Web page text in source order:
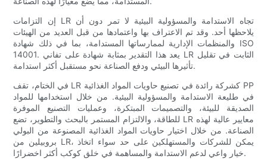
إن التزامات LR تجاه الاستدامة والمسؤولية البيئية لا تمر دون أن
يلاحظها أحد. وقد تم الاعتراف بها واعتمادها من قبل العديد من الهيئات
والمنظمات الإدارية لممارساتها المستدامة، بما في ذلك شهادة ISO
14001. يعد هذا التقدير بمثابة شهادة على تفاني LR الثابت في تقليل
تأثيرها البيئي ودفع الصناعة نحو مستقبل أكثر استدامة.
في الختام، تقف LR كشركة رائدة في تصنيع حاويات المواد الغذائية PP
في طليعة الاستدامة والمسؤولية البيئية. من خلال استخدامها للمواد
الصديقة للبيئة، والتصميمات المبتكرة، وعمليات التصنيع الموفرة
للطاقة، والالتزام المستمر بالبحث والتطوير، تضع LR معايير عالية لهذه
الصناعة. من خلال اختيار حاويات المواد الغذائية المصنوعة من البولي
بروبيلين من LR، يمكن للشركات والمستهلكين على حد سواء اتخاذ
خيار واعي لدعم الاستدامة والمساهمة في خلق كوكب أكثر اخضرارًا.